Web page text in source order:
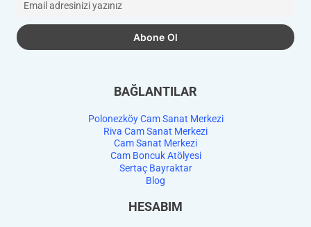
BAĞLANTILAR
Polonezköy Cam Sanat Merkezi
Riva Cam Sanat Merkezi
Cam Sanat Merkezi
Cam Boncuk Atölyesi
Sertaç Bayraktar
Blog
HESABIM